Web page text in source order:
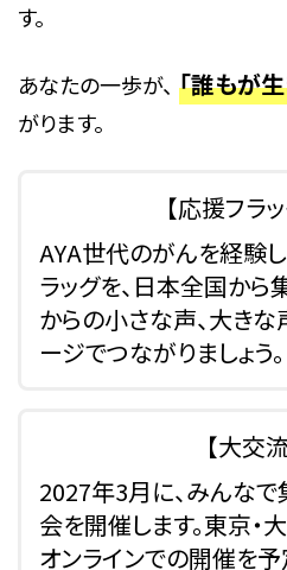
す。
あなたの一歩が、 「誰もが
がります。
【応援フラ
AYA世代のがんを経験
ラッグを、日本全国から
からの小さな声、大きな
ージでつながりましょう。
【大交
2027年3月に、みんな
会を開催します。東京・
オンラインでの開催を予